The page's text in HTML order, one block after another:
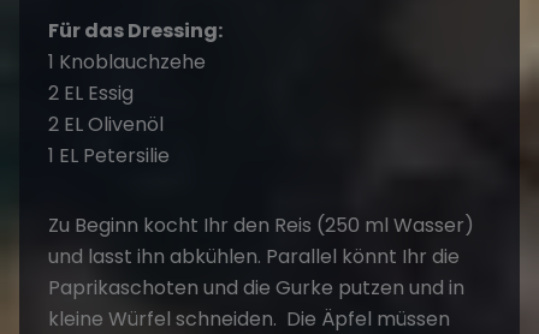
Für das Dressing:
1 Knoblauchzehe
2 EL Essig
2 EL Olivenöl
1 EL Petersilie
Zu Beginn kocht Ihr den Reis (250 ml Wasser)
und lasst ihn abkühlen. Parallel könnt Ihr die
Paprikaschoten und die Gurke putzen und in
kleine Würfel schneiden. Die Äpfel müssen